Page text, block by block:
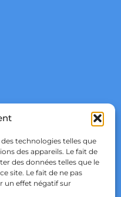
technologies telles que
des appareils. Le fait de
des données telles que le
site. Le fait de ne pas
un effet négatif sur